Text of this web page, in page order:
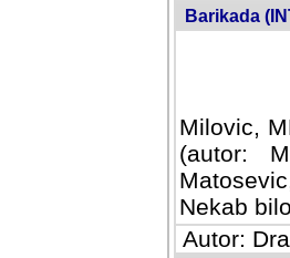
Barikada
MNE),
Milenko
Muzika
(autor:
Autor: